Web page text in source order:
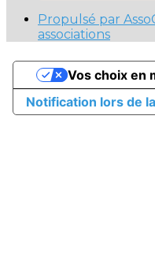
Propulsé par
associations
Notification lors de
Vos choix en